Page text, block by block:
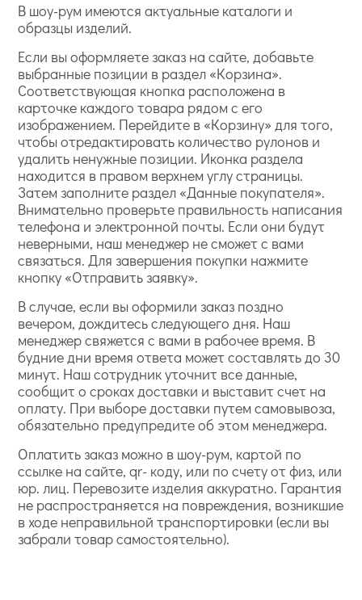
В шоу-рум имеются актуальные каталоги и
образцы изделий.
Если вы оформляете заказ на сайте, добавьте
выбранные позиции в раздел «Корзина».
Соответствующая кнопка расположена в
карточке каждого товара рядом с его
изображением. Перейдите в «Корзину» для того,
чтобы отредактировать количество рулонов и
удалить ненужные позиции. Иконка раздела
находится в правом верхнем углу страницы.
Затем заполните раздел «Данные покупателя».
Внимательно проверьте правильность написания
телефона и электронной почты. Если они будут
неверными, наш менеджер не сможет с вами
связаться. Для завершения покупки нажмите
кнопку «Отправить заявку».
В случае, если вы оформили заказ поздно
вечером, дождитесь следующего дня. Наш
менеджер свяжется с вами в рабочее время. В
будние дни время ответа может составлять до 30
минут. Наш сотрудник уточнит все данные,
сообщит о сроках доставки и выставит счет на
оплату. При выборе доставки путем самовывоза,
обязательно предупредите об этом менеджера.
Оплатить заказ можно в шоу-рум, картой по
ссылке на сайте, qr- коду, или по счету от физ, или
юр. лиц. Перевозите изделия аккуратно. Гарантия
не распространяется на повреждения, возникшие
в ходе неправильной транспортировки (если вы
забрали товар самостоятельно).